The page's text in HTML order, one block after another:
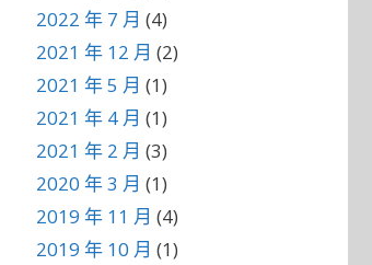
2022 年 7 月 (4)
2021 年 12 月 (2)
2021 年 5 月 (1)
2021 年 4 月 (1)
2021 年 2 月 (3)
2020 年 3 月 (1)
2019 年 11 月 (4)
2019 年 10 月 (1)